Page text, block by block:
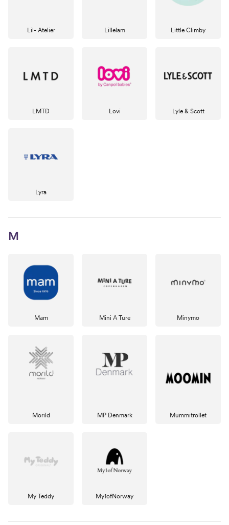
Lil- Atelier Lillelam Little Climby
LMTD Lovi Lyle & Scott
Lyra
M
Mam Mini A Ture Minymo
Morild MP Denmark Mummitrollet
My Teddy My1ofNorway